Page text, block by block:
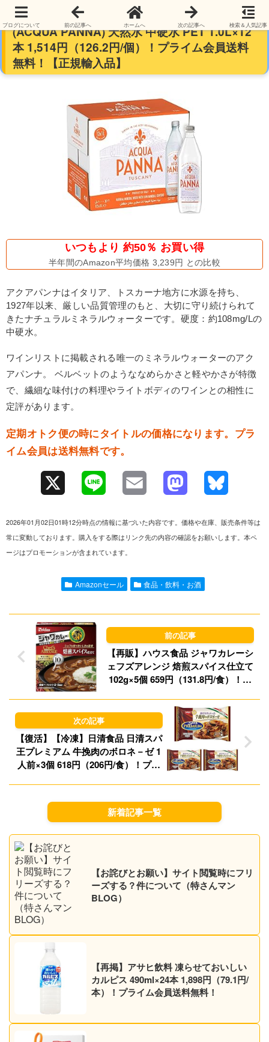
【ワインとの相性に定評】アクアパンナ
(ACQUA PANNA) 天然水 中硬水 PET 1.0L×12
本 1,514円（126.2円/個）！プライム会員送料
無料！【正規輸入品】
いつもより 約50％ お買い得
半年間のAmazon平均価格 3,239円 との比較
アクアパンナはイタリア、トスカーナ地方に水源を持ち、
1927年以来、厳しい品質管理のもと、大切に守り続けられて
きたナチュラルミネラルウォーターです。硬度：約108mg/Lの
中硬水。
ワインリストに掲載される唯一のミネラルウォーターのアク
アパンナ。 ベルベットのようななめらかさと軽やかさが特徴
で、繊細な味付けの料理やライトボディのワインとの相性に
定評があります。
定期オトク便の時にタイトルの価格になります。プラ
イム会員は送料無料です。
e
l o
o
n
y
2026年01月02日01時12分時点の情報に基づいた内容です。価格や在庫、販売条件等は
常に変動しております。購入をする際はリンク先の内容の確認をお願いします。本ペ
ージはプロモーションが含まれています。
Amazonセール 食品・飲料・お酒
【再販】ハウス食品 ジャワカレーシ
ェフズアレンジ 焙煎スパイス仕立て
102g×5個 659円（131.8円/食）！プ
【復活】【冷凍】日清食品 日清スパ
王プレミアム 牛挽肉のボロネ－ゼ 1
人前×3個 618円（206円/食）！プラ
新着記事一覧
【お詫びとお願い】サイト閲覧時にフリ
ーズする？件について（特さんマン
BLOG）
【再掲】アサヒ飲料 凍らせておいしい
カルピス 490ml×24本 1,898円（79.1円/
本）！プライム会員送料無料！
ブログについて 前の記事へ ホームへ 次の記事へ 検索＆人気記事